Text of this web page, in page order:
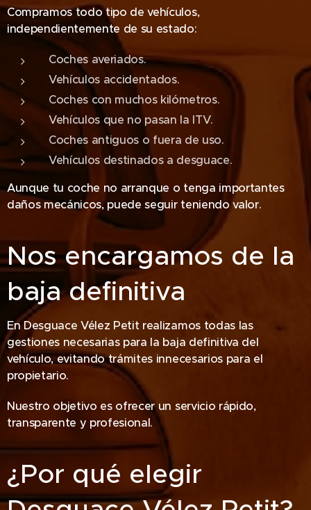
Compramos todo tipo de vehículos,
independientemente de su estado:
Coches averiados.
Vehículos accidentados.
Coches con muchos kilómetros.
Vehículos que no pasan la ITV.
Coches antiguos o fuera de uso.
Vehículos destinados a desguace.
Aunque tu coche no arranque o tenga importantes
daños mecánicos, puede seguir teniendo valor.
Nos encargamos de la
baja definitiva
En Desguace Vélez Petit realizamos todas las
gestiones necesarias para la baja definitiva del
vehículo, evitando trámites innecesarios para el
propietario.
Nuestro objetivo es ofrecer un servicio rápido,
transparente y profesional.
¿Por qué elegir